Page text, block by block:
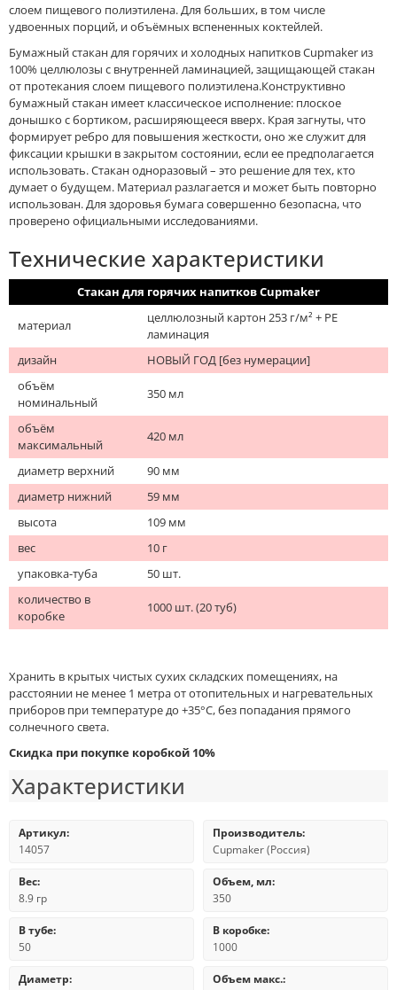
слоем пищевого полиэтилена. Для больших, в том числе
удвоенных порций, и объёмных вспененных коктейлей.
Бумажный стакан для горячих и холодных напитков Cupmaker из
100% целлюлозы с внутренней ламинацией, защищающей стакан
от протекания слоем пищевого полиэтилена.Конструктивно
бумажный стакан имеет классическое исполнение: плоское
донышко с бортиком, расширяющееся вверх. Края загнуты, что
формирует ребро для повышения жесткости, оно же служит для
фиксации крышки в закрытом состоянии, если ее предполагается
использовать. Стакан одноразовый – это решение для тех, кто
думает о будущем. Материал разлагается и может быть повторно
использован. Для здоровья бумага совершенно безопасна, что
проверено официальными исследованиями.
Технические характеристики
Стакан для горячих напитков Cupmaker
материал
целлюлозный картон 253 г/м² + PE
ламинация
дизайн
НОВЫЙ ГОД [без нумерации]
объём
номинальный
350 мл
объём
максимальный
420 мл
диаметр верхний
90 мм
диаметр нижний
59 мм
высота
109 мм
вес
10 г
упаковка-туба
50 шт.
количество в
коробке
1000 шт. (20 туб)
Хранить в крытых чистых сухих складских помещениях, на
расстоянии не менее 1 метра от отопительных и нагревательных
приборов при температуре до +35°С, без попадания прямого
солнечного света.
Скидка при покупке коробкой 10%
Характеристики
Артикул:
14057
Производитель:
Cupmaker (Россия)
Вес:
8.9 гр
Объем, мл:
350
В тубе:
50
В коробке:
1000
Диаметр:
Объем макс.: